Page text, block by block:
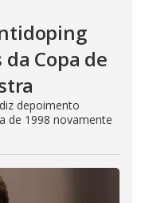
Copa de
depoimento
de 1998 novamente